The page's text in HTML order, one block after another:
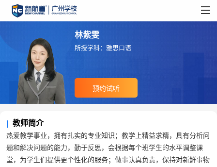
林紫雯
所授学科：雅思口语
预约试听
教师简介
热爱教学事业，拥有扎实的专业知识；教学上精益求精，具有分析问
题和解决问题的能力，勤于反思，会根据每个班学生的水平调整课
堂，为学生们提供更个性化的服务；做事认真负责，保持对新鲜事物